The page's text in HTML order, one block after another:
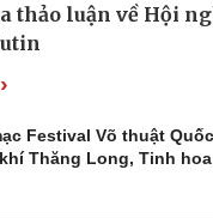
Tiêu dùng
thảo luận về Hội
Festival Võ thuật
Thăng Long, Tinh